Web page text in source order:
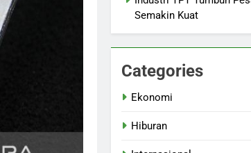
Semakin Kuat
Categories
Ekonomi
Hiburan